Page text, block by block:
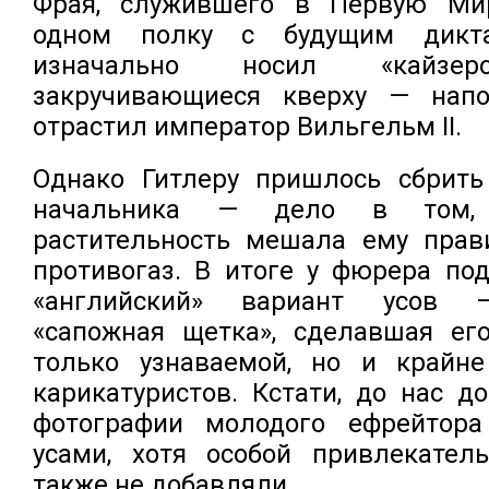
одном полку с будущим
изначально носил
закручивающиеся кверху —
отрастил император Вильгельм II.
Однако Гитлеру пришлось
начальника — дело в
растительность мешала ему
противогаз. В итоге у фюрера
«английский» вариант усов
«сапожная щетка», сделавшая
только узнаваемой, но и
карикатуристов. Кстати, до нас
фотографии молодого
усами, хотя особой